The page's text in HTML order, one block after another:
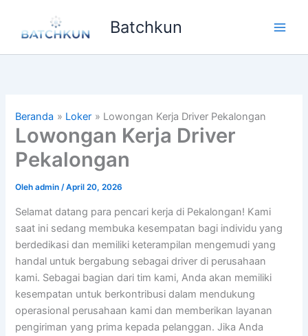
konten
Batchkun
Beranda Loker Lowongan Kerja Driver Pekalongan
Lowongan Kerja Driver
Pekalongan
Olehadmin/April 20, 2026
Selamat datang para pencari kerja di Pekalongan! Kami
saat ini sedang membuka kesempatan bagi individu yang
berdedikasi dan memiliki keterampilan mengemudi yang
handal untuk bergabung sebagai driver di perusahaan
kami. Sebagai bagian dari tim kami, Anda akan memiliki
kesempatan untuk berkontribusi dalam mendukung
operasional perusahaan kami dan memberikan layanan
pengiriman yang prima kepada pelanggan. Jika Anda